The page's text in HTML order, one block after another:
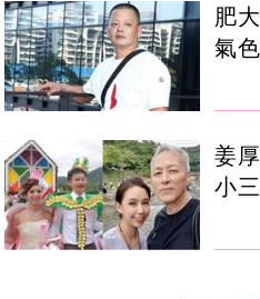
肥
氣
姜
小